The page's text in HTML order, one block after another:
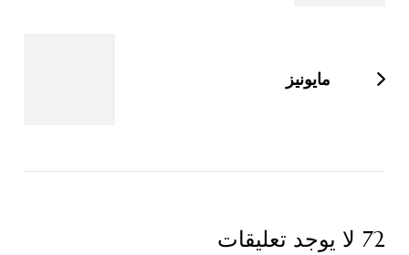
مايونيز
72 لا يوجد تعليقات